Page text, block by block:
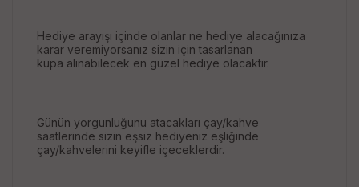
Hediye arayışı içinde olanlar ne hediye alacağınıza
karar veremiyorsanız sizin için tasarlanan
kupa alınabilecek en güzel hediye olacaktır.
Günün yorgunluğunu atacakları çay/kahve
saatlerinde sizin eşsiz hediyeniz eşliğinde
çay/kahvelerini keyifle içeceklerdir.